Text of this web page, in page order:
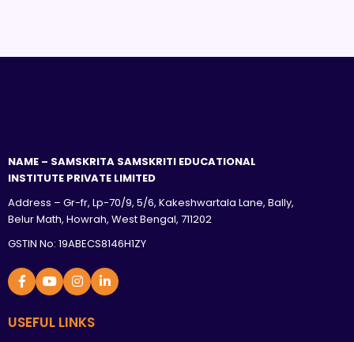
NAME – SAMSKRITA SAMSKRITI EDUCATIONAL
INSTITUTE PRIVATE LIMITED
Address – Gr-fr, Lp-70/9, 5/6, Kakeshwartala Lane, Bally,
Belur Math, Howrah, West Bengal, 711202
GSTIN No: 19ABECS8146H1ZY
USEFUL LINKS